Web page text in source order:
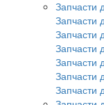
Запчасти
Запчасти
Запчасти
Запчасти
Запчасти
Запчасти
Запчасти